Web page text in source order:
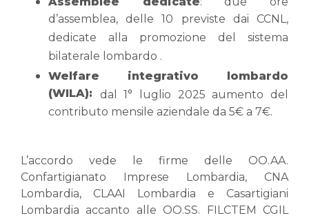
d’assemblea, delle 10 previste dai CCNL,
dedicate alla promozione del sistema
bilaterale lombardo .
Welfare integrativo lombardo
(WILA): dal 1° luglio 2025 aumento del
contributo mensile aziendale da 5€ a 7€.
L’accordo vede le firme delle OO.AA.
Confartigianato Imprese Lombardia, CNA
Lombardia, CLAAI Lombardia e Casartigiani
Lombardia accanto alle OO.SS. FILCTEM CGIL